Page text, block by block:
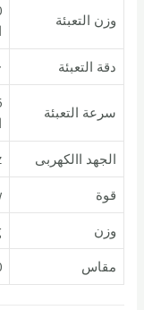
وزن التعبئة
دقة التعبئة
سرعة التعبئة
الجهد االكهربى
قوة
وزن
مقاس